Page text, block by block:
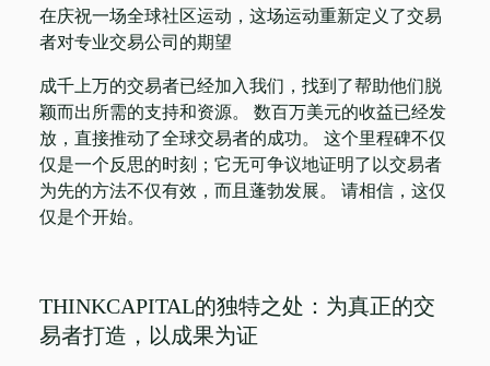
在庆祝一场全球社区运动，这场运动重新定义了交易
者对专业交易公司的期望
成千上万的交易者已经加入我们，找到了帮助他们脱
颖而出所需的支持和资源。 数百万美元的收益已经发
放，直接推动了全球交易者的成功。 这个里程碑不仅
仅是一个反思的时刻；它无可争议地证明了以交易者
为先的方法不仅有效，而且蓬勃发展。 请相信，这仅
仅是个开始。
THINKCAPITAL的独特之处：为真正的交
易者打造，以成果为证